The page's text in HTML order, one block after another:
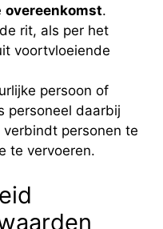
overeenkomst.
rit, als per het
voortvloeiende
persoon of
personeel daarbij
personen te
te vervoeren.